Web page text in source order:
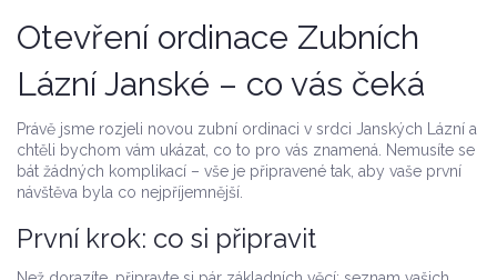
Otevření ordinace Zubních
Lázní Janské – co vás čeká
Právě jsme rozjeli novou zubní ordinaci v srdci Janských Lázní a
chtěli bychom vám ukázat, co to pro vás znamená. Nemusíte se
bát žádných komplikací – vše je připravené tak, aby vaše první
návštěva byla co nejpříjemnější.
První krok: co si připravit